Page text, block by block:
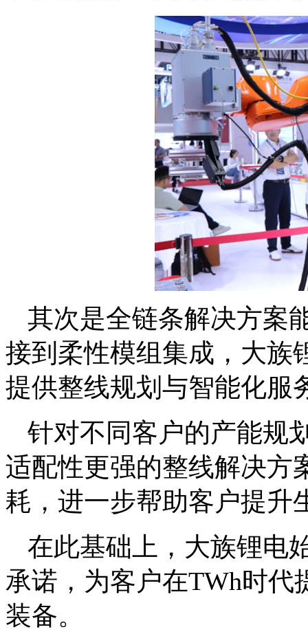
其次是全链条解决方案
接到柔性模组集成，大族
提供整线规划与智能化服
针对不同客户的产能规
适配性更强的整线解决方
耗，进一步帮助客户提升
在此基础上，大族锂电
承诺，为客户在TWh时代
装备。